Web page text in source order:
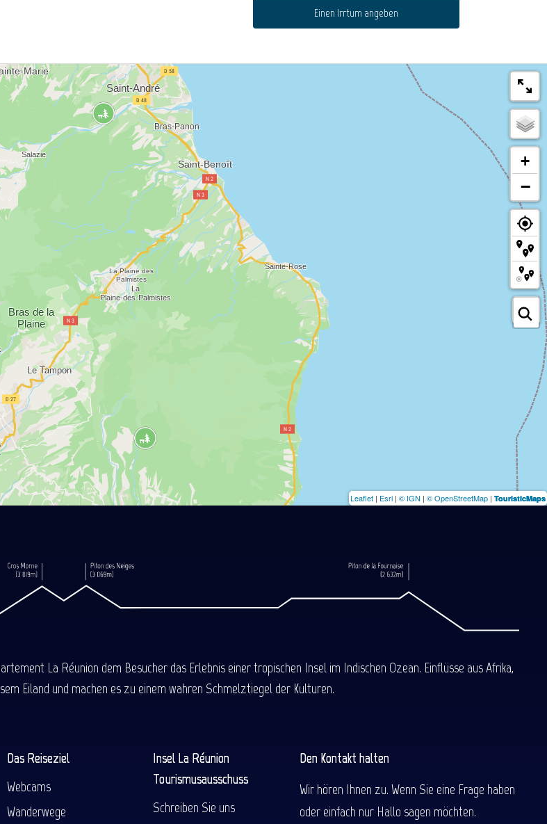
Einen Irrtum angeben
+
−
Leaflet | Esri | © IGN | © OpenStreetMap | TouristicMaps
La Réunion dem Besucher das Erlebnis einer tropischen Insel im Indischen Ozean. Einflüsse aus Afrika,
Eiland und machen es zu einem wahren Schmelztiegel der Kulturen.
Das Reiseziel
Webcams
Wanderwege
Insel La Réunion
Tourismusausschuss
Schreiben Sie uns
Den Kontakt halten
Wir hören Ihnen zu. Wenn Sie eine Frage haben
oder einfach nur Hallo sagen möchten.